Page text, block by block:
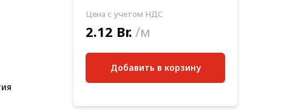
Цена с учетом НДС
2.12 Br. /м
Добавить в корзину